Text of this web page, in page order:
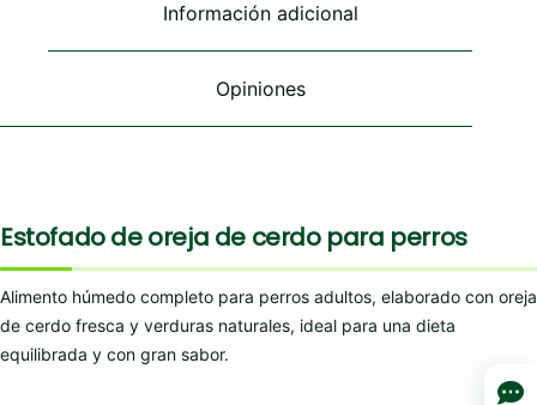
página
la
página
producto
página
Información adicional
Opiniones
Estofado de oreja de cerdo para perros
Alimento húmedo completo para perros adultos, elaborado con oreja
de cerdo fresca y verduras naturales, ideal para una dieta
equilibrada y con gran sabor.